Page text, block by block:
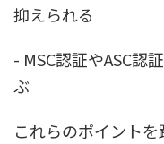
抑えられる
- MSC認証やASC認
ぶ
これらのポイント